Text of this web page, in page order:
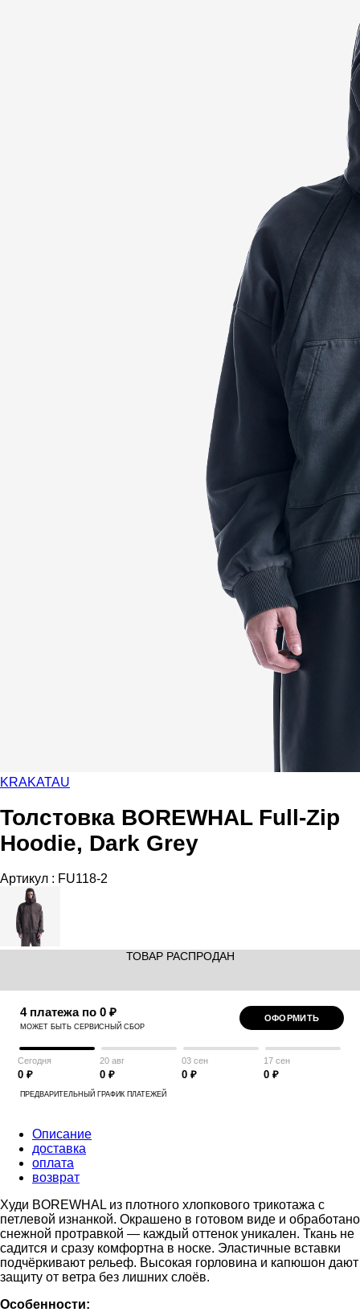
KRAKATAU
Толстовка BOREWHAL Full-Zip
Hoodie, Dark Grey
Артикул : FU118-2
ТОВАР РАСПРОДАН
4 платежа по 0 ₽
МОЖЕТ БЫТЬ СЕРВИСНЫЙ СБОР
ОФОРМИТЬ
Сегодня
0 ₽
20 авг
0 ₽
03 сен
0 ₽
17 сен
0 ₽
ПРЕДВАРИТЕЛЬНЫЙ ГРАФИК ПЛАТЕЖЕЙ
Описание
доставка
оплата
возврат
Худи BOREWHAL из плотного хлопкового трикотажа с
петлевой изнанкой. Окрашено в готовом виде и обработано
снежной протравкой — каждый оттенок уникален. Ткань не
садится и сразу комфортна в носке. Эластичные вставки
подчёркивают рельеф. Высокая горловина и капюшон дают
защиту от ветра без лишних слоёв.
Особенности: